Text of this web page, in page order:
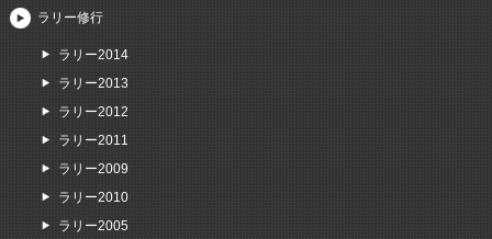
ラリー修行
ラリー2014
ラリー2013
ラリー2012
ラリー2011
ラリー2009
ラリー2010
ラリー2005